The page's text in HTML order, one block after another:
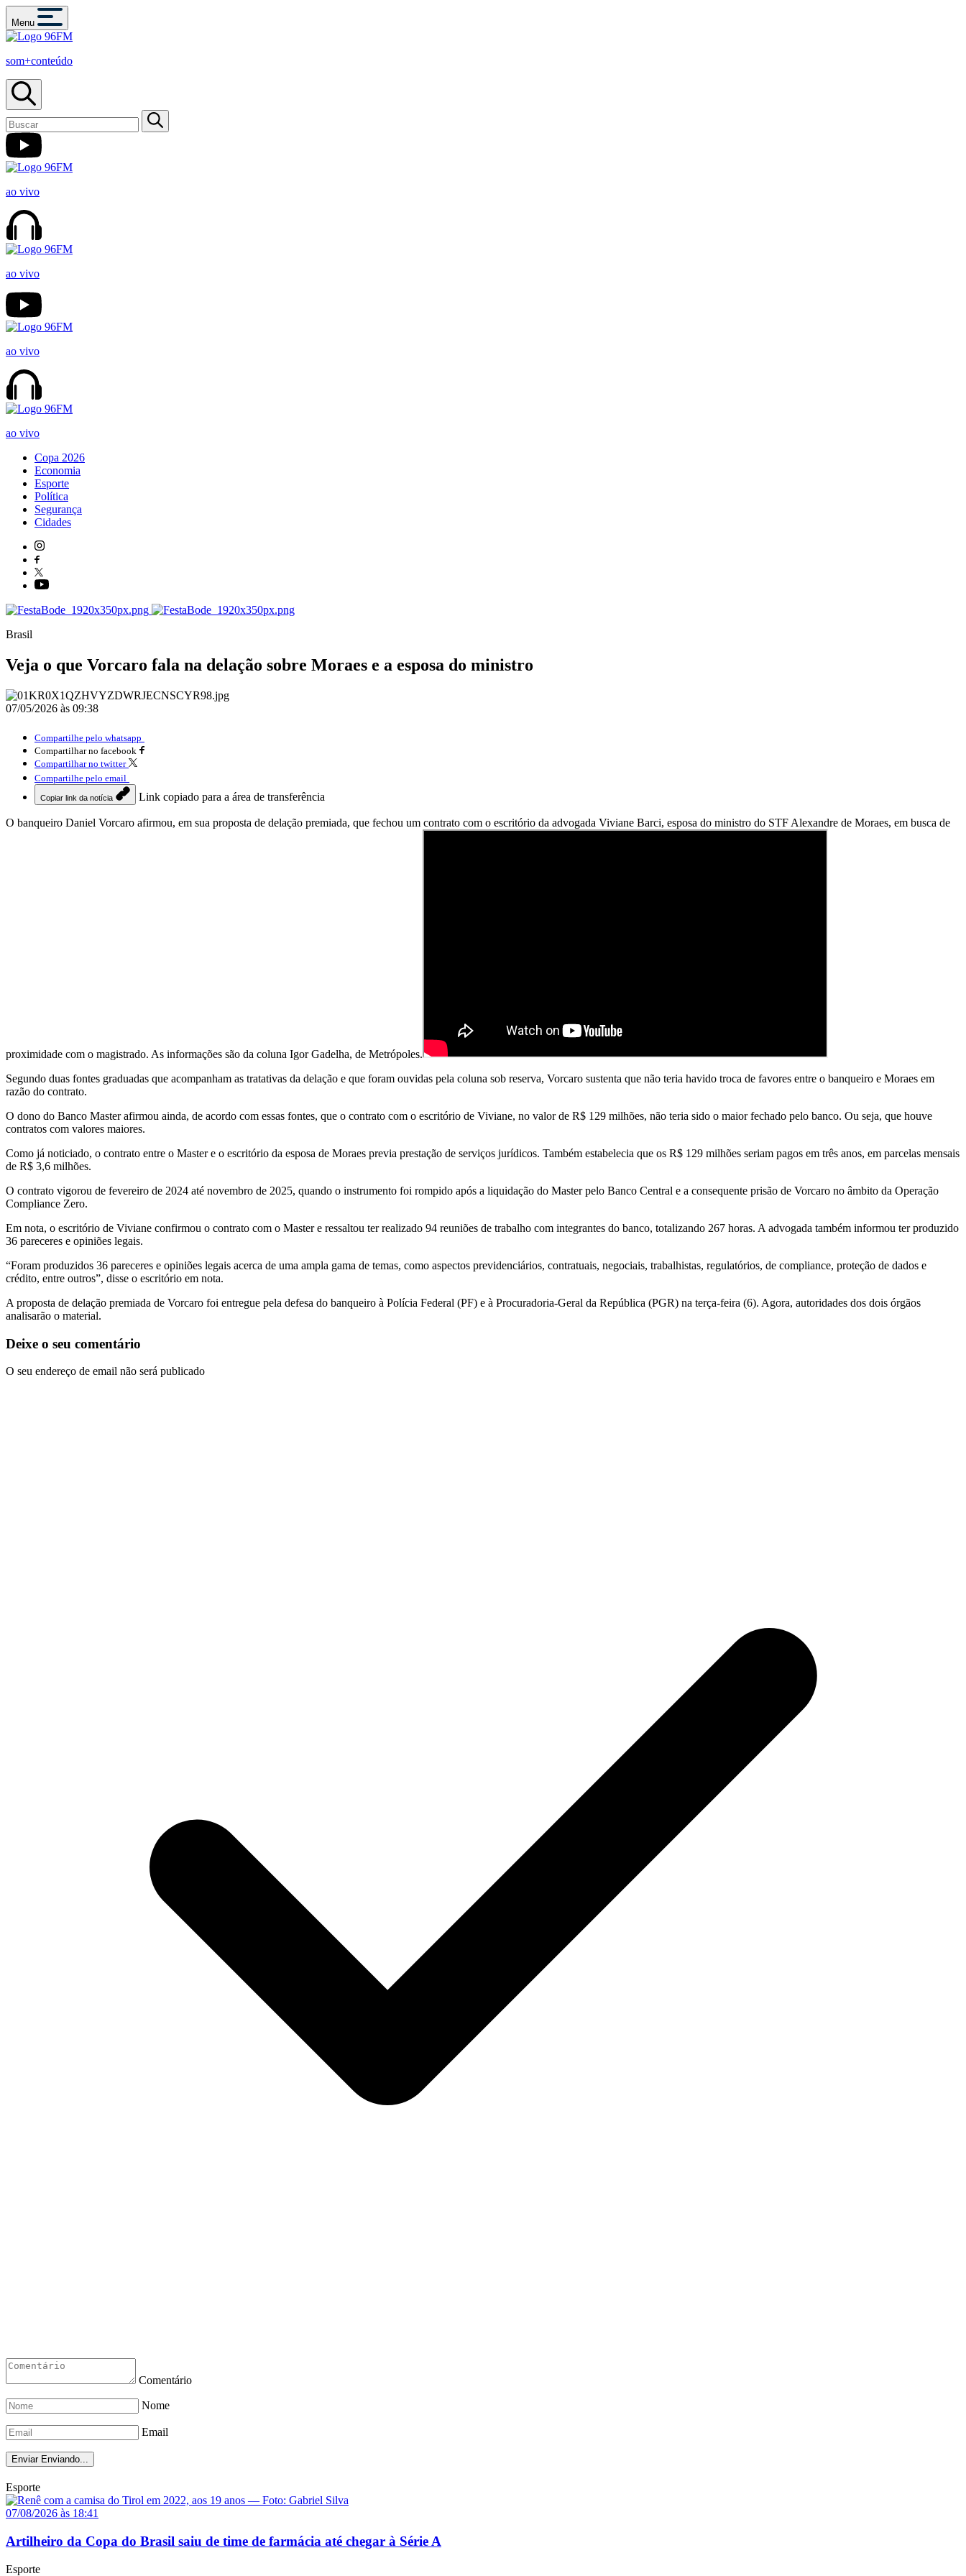
Menu
som+conteúdo
ao vivo
ao vivo
ao vivo
ao vivo
Copa 2026
Economia
Esporte
Política
Segurança
Cidades
Brasil
Veja o que Vorcaro fala na delação sobre Moraes e a esposa do ministro
07/05/2026 às 09:38
Compartilhe pelo whatsapp
Compartilhar no facebook
Compartilhar no twitter
Compartilhe pelo email
Copiar link da notícia Link copiado para a área de transferência
O banqueiro Daniel Vorcaro afirmou, em sua proposta de delação premiada, que fechou um contrato com o escritório da advogada Viviane Barci, esposa do ministro do STF Alexandre de Moraes, em busca de
proximidade com o magistrado. As informações são da coluna Igor Gadelha, de Metrópoles.
Segundo duas fontes graduadas que acompanham as tratativas da delação e que foram ouvidas pela coluna sob reserva, Vorcaro sustenta que não teria havido troca de favores entre o banqueiro e Moraes em
razão do contrato.
O dono do Banco Master afirmou ainda, de acordo com essas fontes, que o contrato com o escritório de Viviane, no valor de R$ 129 milhões, não teria sido o maior fechado pelo banco. Ou seja, que houve
contratos com valores maiores.
Como já noticiado, o contrato entre o Master e o escritório da esposa de Moraes previa prestação de serviços jurídicos. Também estabelecia que os R$ 129 milhões seriam pagos em três anos, em parcelas mensais
de R$ 3,6 milhões.
O contrato vigorou de fevereiro de 2024 até novembro de 2025, quando o instrumento foi rompido após a liquidação do Master pelo Banco Central e a consequente prisão de Vorcaro no âmbito da Operação
Compliance Zero.
Em nota, o escritório de Viviane confirmou o contrato com o Master e ressaltou ter realizado 94 reuniões de trabalho com integrantes do banco, totalizando 267 horas. A advogada também informou ter produzido
36 pareceres e opiniões legais.
“Foram produzidos 36 pareceres e opiniões legais acerca de uma ampla gama de temas, como aspectos previdenciários, contratuais, negociais, trabalhistas, regulatórios, de compliance, proteção de dados e
crédito, entre outros”, disse o escritório em nota.
A proposta de delação premiada de Vorcaro foi entregue pela defesa do banqueiro à Polícia Federal (PF) e à Procuradoria-Geral da República (PGR) na terça-feira (6). Agora, autoridades dos dois órgãos
analisarão o material.
Deixe o seu comentário
O seu endereço de email não será publicado
Comentário
Nome
Email
Enviar Enviando...
Esporte
07/08/2026 às 18:41
Artilheiro da Copa do Brasil saiu de time de farmácia até chegar à Série A
Esporte